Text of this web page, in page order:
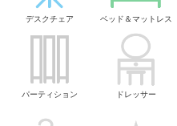
デスクチェア ベッド＆マットレス
パーティション ドレッサー